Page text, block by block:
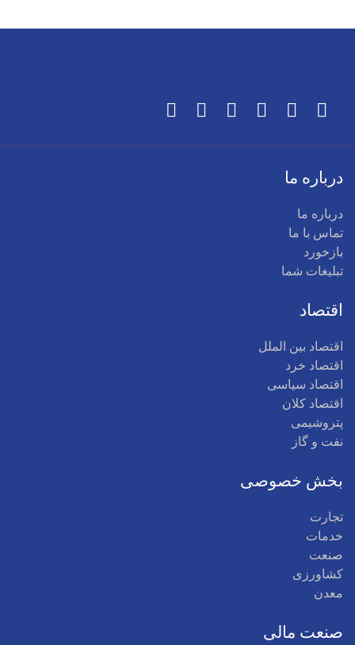
درباره ما
درباره ما
تماس با ما
بازخورد
تبلیغات شما
اقتصاد
اقتصاد بین الملل
اقتصاد خرد
اقتصاد سیاسی
اقتصاد کلان
پتروشیمی
نفت و گاز
بخش خصوصی
تجارت
خدمات
صنعت
کشاورزی
معدن
صنعت مالی